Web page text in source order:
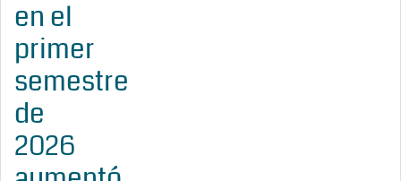
en el
primer
semestre
de
2026